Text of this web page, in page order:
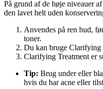
På grund af de høje niveauer
den lavet helt uden
Anvendes på ren hud,
toner.
Du kan bruge Clarifying
Clarifying Treatment er
Tip: Brug under eller
hvis du har acne eller